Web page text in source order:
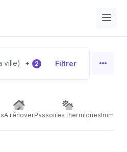
ville) + 2 Filtrer
A rénoverPassoires thermiques